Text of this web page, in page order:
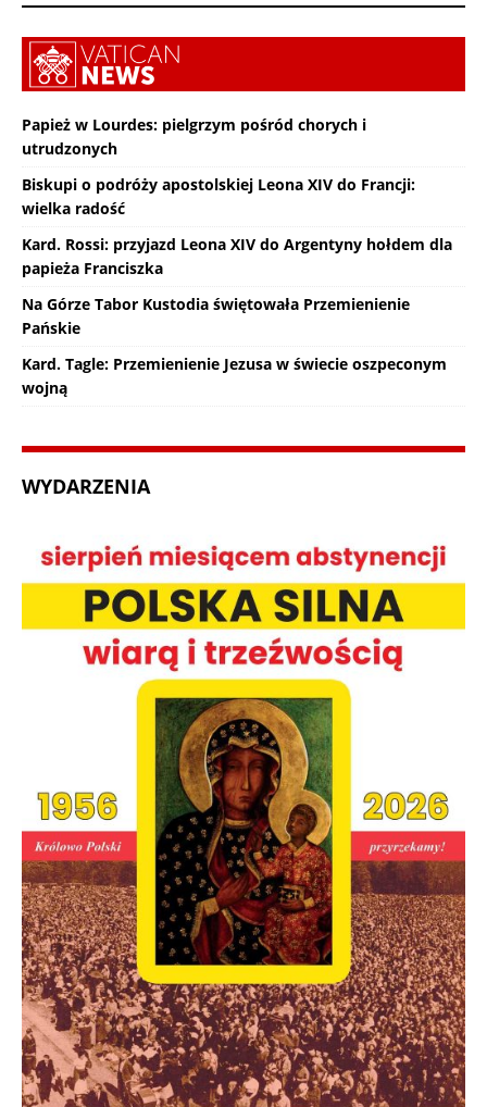
Papież w Lourdes: pielgrzym pośród chorych i
utrudzonych
Biskupi o podróży apostolskiej Leona XIV do Francji:
wielka radość
Kard. Rossi: przyjazd Leona XIV do Argentyny hołdem dla
papieża Franciszka
Na Górze Tabor Kustodia świętowała Przemienienie
Pańskie
Kard. Tagle: Przemienienie Jezusa w świecie oszpeconym
wojną
WYDARZENIA